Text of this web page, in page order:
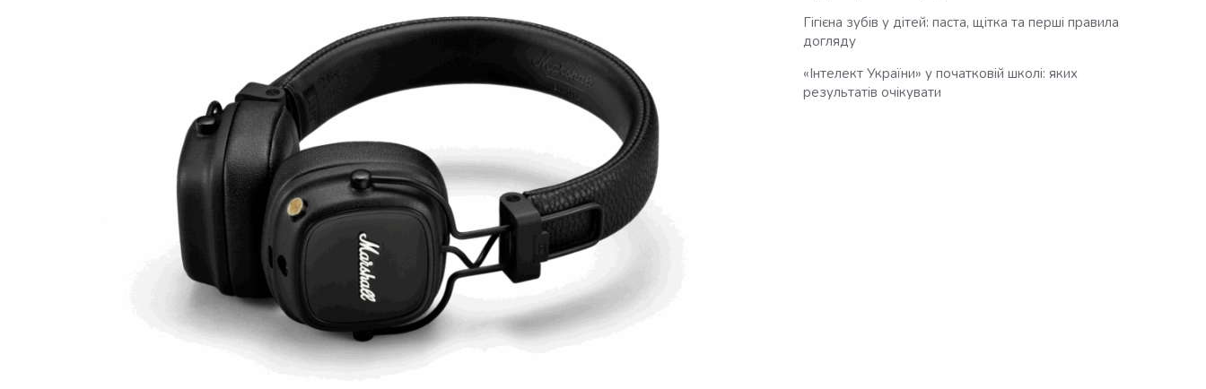
Гігієна зубів у дітей: паста, щітка та перші правила
догляду
«Інтелект України» у початковій школі: яких
результатів очікувати